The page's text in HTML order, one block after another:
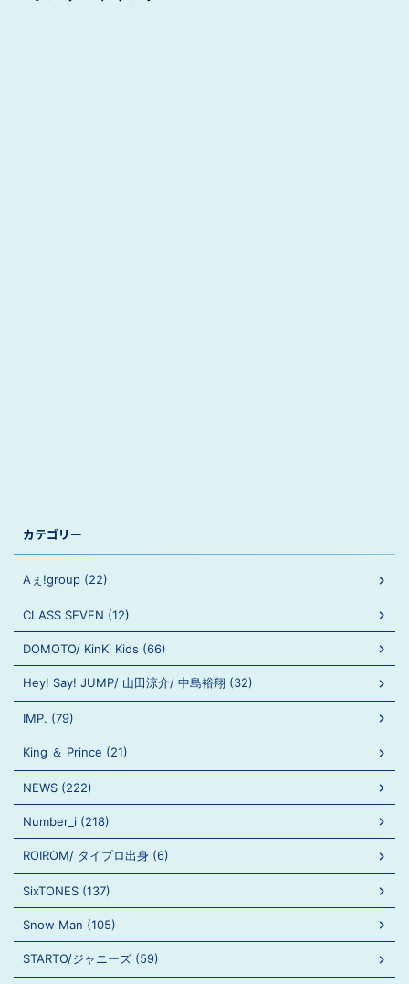
カテゴリー
Aぇ!group (22)
CLASS SEVEN (12)
DOMOTO/ KinKi Kids (66)
Hey! Say! JUMP/ 山田涼介/ 中島裕翔 (32)
IMP. (79)
King ＆ Prince (21)
NEWS (222)
Number_i (218)
ROIROM/ タイプロ出身 (6)
SixTONES (137)
Snow Man (105)
STARTO/ジャニーズ (59)